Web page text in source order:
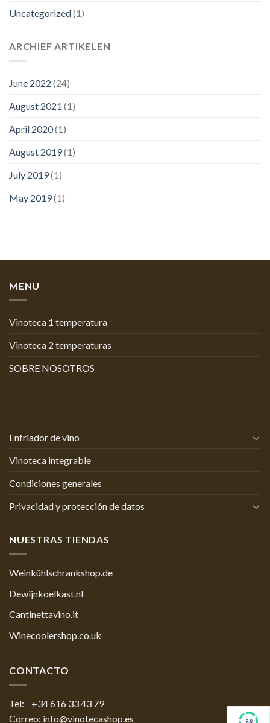
Uncategorized(1)
ARCHIEF ARTIKELEN
June 2022 (24)
August 2021 (1)
April 2020(1)
August 2019(1)
July 2019(1)
May 2019(1)
MENU
Vinoteca 1 temperatura
Vinoteca 2 temperaturas
SOBRE NOSOTROS
Enfriador de vino
Vinoteca integrable
Condiciones generales
Privacidad y protección de datos
NUESTRAS TIENDAS
Weinkühlschrankshop.de
Dewijnkoelkast.nl
Cantinettavino.it
Winecoolershop.co.uk
CONTACTO
Tel: +34 616 33 43 79
Correo: info@vinotecashop.es